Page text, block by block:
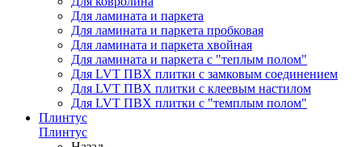
Для ламината и паркета
Для ламината и паркета пробковая
Для ламината и паркета хвойная
Для ламината и паркета с "теплым полом"
Для LVT ПВХ плитки с замковым соединением
Для LVT ПВХ плитки с клеевым настилом
Для LVT ПВХ плитки с "темплым полом"
Плинтус
Плинтус